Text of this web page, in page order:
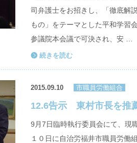
司弁護士をお招きし、「徹底解
もの」をテーマとした平和学習
参議院本会議で可決され、安 …
続きを読む
2015.09.10 市職員労働組合
12.6告示 東村市長を推
9月7日臨時執行委員会にて、現
１０日に自治労福井市職員労働